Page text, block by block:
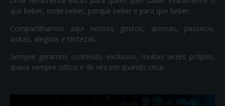
que beber, onde beber, porque beber e para que beber.
Compartilhamos aqui nossos gostos, aromas, passeios,
visitas, alegrias e tristezas.
Sempre geramos conteúdo exclusivo, muitas vezes próprio,
quase sempre crítico e de vez em quando crica.